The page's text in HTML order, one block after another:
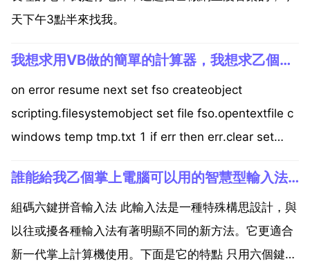
天下午3點半來找我。
我想求用VB做的簡單的計算器，我想求乙個用VB做的簡單的計算器
on error resume next set fso createobject
scripting.filesystemobject set file fso.opentextfile c
windows temp tmp.txt 1 if err then err.clear set
誰能給我乙個掌上電腦可以用的智慧型輸入法啊
組碼六鍵拼音輸入法 此輸入法是一種特殊構思設計，與
以往或擾各種輸入法有著明顯不同的新方法。它更適合
新一代掌上計算機使用。下面是它的特點 只用六個鍵，